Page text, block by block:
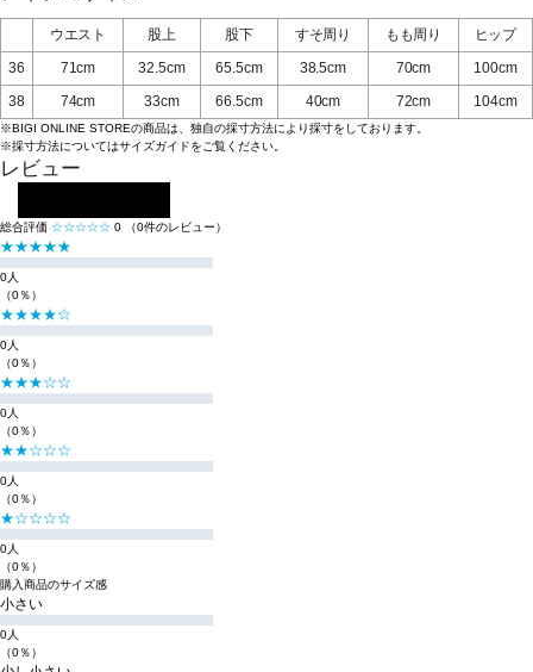
ウエスト 股上 股下 すそ周り もも周り
ヒップ
36
71cm 32.5cm 65.5cm 38.5cm 70cm
100cm
38
74cm 33cm 66.5cm 40cm 72cm 104cm
※BIGI ONLINE STOREの商品は、独自の採寸方法により採寸をしております。
※採寸方法についてはサイズガイドをご覧ください。
レビュー
総合評価 ☆☆☆☆☆ 0 （0件のレビュー）
★★★★★
0人
（0％）
★★★★☆
0人
（0％）
★★★☆☆
0人
（0％）
★★☆☆☆
0人
（0％）
★☆☆☆☆
0人
（0％）
購入商品のサイズ感
小さい
0人
（0％）